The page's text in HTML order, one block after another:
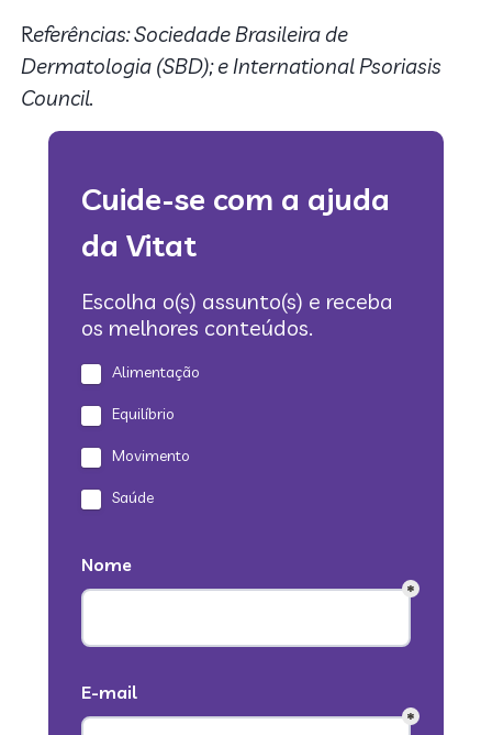
Referências: Sociedade Brasileira de
Dermatologia (SBD); e International Psoriasis
Council.